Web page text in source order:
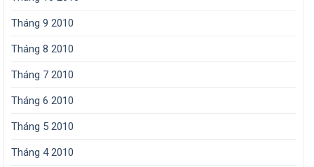
Tháng 9 2010
Tháng 8 2010
Tháng 7 2010
Tháng 6 2010
Tháng 5 2010
Tháng 4 2010